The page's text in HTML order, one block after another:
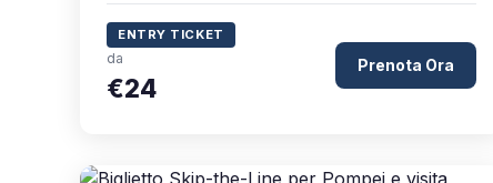
ENTRY TICKET
da
€24
Prenota Ora